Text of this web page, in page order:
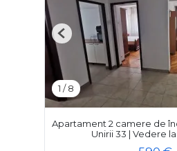
1 /8
Previous
Apartament 2 camere de
Unirii 33 | Vedere